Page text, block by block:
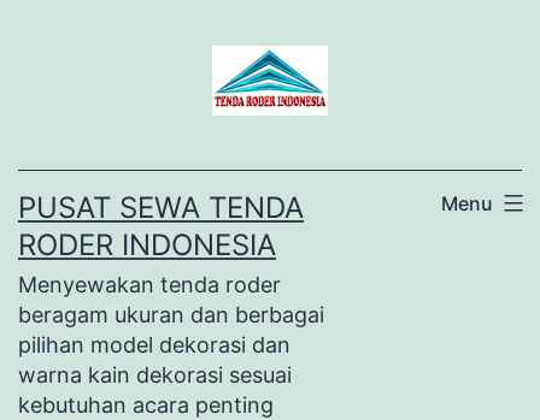
PUSAT SEWA TENDA
RODER INDONESIA
Menyewakan tenda roder
beragam ukuran dan berbagai
pilihan model dekorasi dan
warna kain dekorasi sesuai
kebutuhan acara penting
Menu